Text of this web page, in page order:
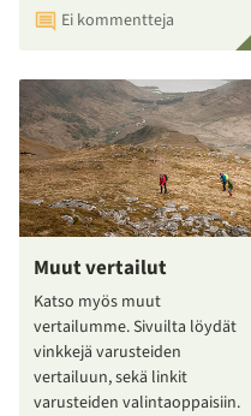
Ei kommentteja
Muut vertailut
Katso myös muut
vertailumme. Sivuilta löydät
vinkkejä varusteiden
vertailuun, sekä linkit
varusteiden valintaoppaisiin.